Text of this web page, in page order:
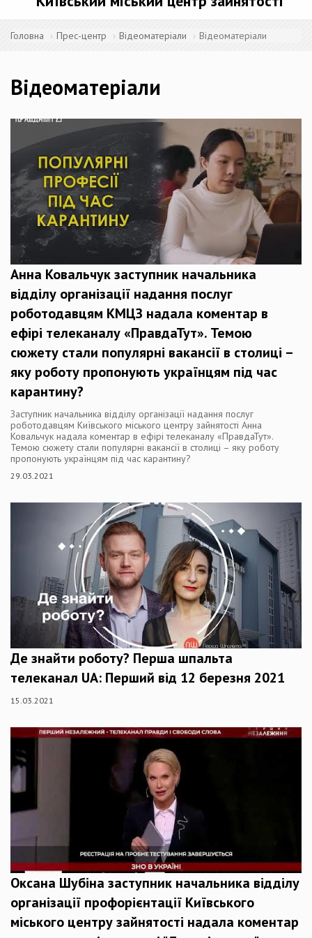
Головна Прес-центр Відеоматеріали Відеоматеріали
Відеоматеріали
Анна Ковальчук заступник начальника
відділу організації надання послуг
роботодавцям КМЦЗ надала коментар в
ефірі телеканалу «ПравдаТут». Темою
сюжету стали популярні вакансії в столиці –
яку роботу пропонують українцям під час
карантину?
Заступник начальника відділу організації надання послуг
роботодавцям Київського міського центру зайнятості Анна
Ковальчук надала коментар в ефірі телеканалу «ПравдаТут».
Темою сюжету стали популярні вакансії в столиці – яку роботу
пропонують українцям під час карантину?
29.03.2021
Де знайти роботу? Перша шпальта
телеканал UA: Перший від 12 березня 2021
15.03.2021
Оксана Шубіна заступник начальника відділу
організації профорієнтації Київського
міського центру зайнятості надала коментар